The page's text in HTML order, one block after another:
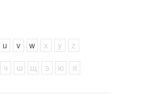
u v w x y
z
ч ш щ э ю я